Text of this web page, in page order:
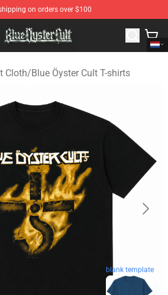
on orders over $100
Store - Official Blue Öyster Cult
Cloth/Blue Öyster Cult T-shirts
blank template